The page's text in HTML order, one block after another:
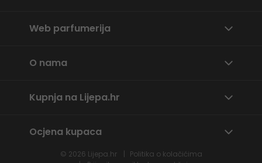
Web parfumerija
O nama
Kupnja na Lijepa.hr
Ocjena kupaca
© 2026 Lijepa.hr
Politika o kolačićima